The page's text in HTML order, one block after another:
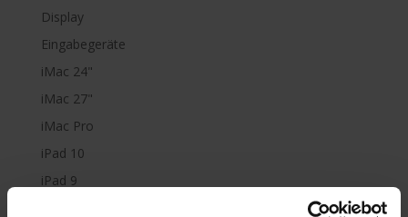
Display
Eingabegeräte
iMac 24"
iMac 27"
iMac Pro
iPad 10
iPad 9